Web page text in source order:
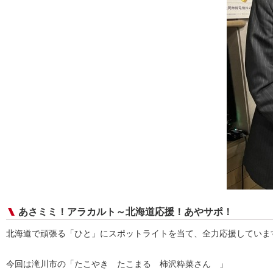
あさミミ！アラカルト～北海道応援！あやサポ！
北海道で頑張る「ひと」にスポットライトを当て、全力応援していま
今回は滝川市の「たこやき たこまる 柿沢粋菜さん 」